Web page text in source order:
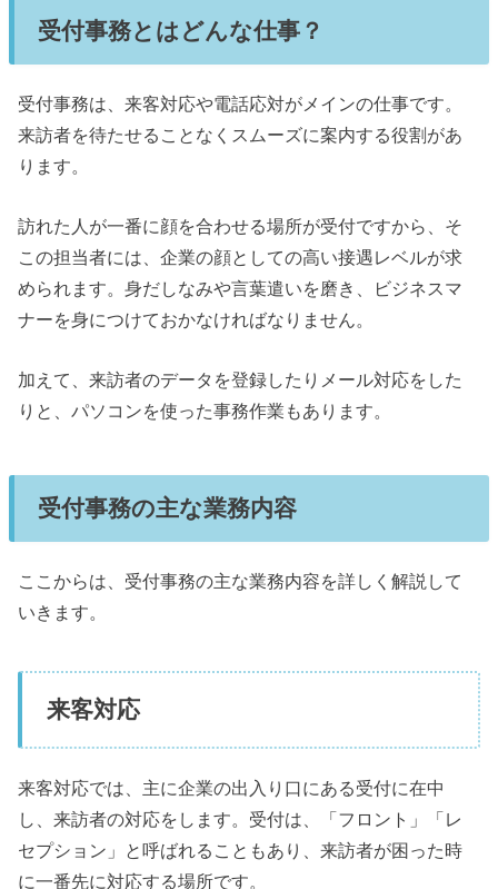
受付事務とはどんな仕事？
受付事務は、来客対応や電話応対がメインの仕事です。
来訪者を待たせることなくスムーズに案内する役割があ
ります。
訪れた人が一番に顔を合わせる場所が受付ですから、そ
この担当者には、企業の顔としての高い接遇レベルが求
められます。身だしなみや言葉遣いを磨き、ビジネスマ
ナーを身につけておかなければなりません。
加えて、来訪者のデータを登録したりメール対応をした
りと、パソコンを使った事務作業もあります。
受付事務の主な業務内容
ここからは、受付事務の主な業務内容を詳しく解説して
いきます。
来客対応
来客対応では、主に企業の出入り口にある受付に在中
し、来訪者の対応をします。受付は、「フロント」「レ
セプション」と呼ばれることもあり、来訪者が困った時
に一番先に対応する場所です。